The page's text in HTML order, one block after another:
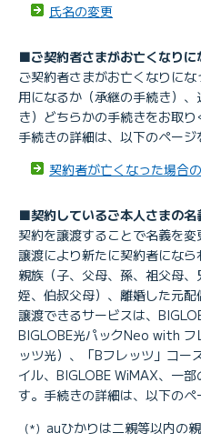
氏名の変更
■ご契約者さまがお亡くなりに
ご契約者さまがお亡くなりに
用になるか（承継の手続き）
き）どちらかの手続きをお取り
手続きの詳細は、以下のページ
契約者が亡くなった場合
■契約しているご本人さまの名
契約を譲渡することで名義を変
譲渡により新たに契約者にな
親族（子、父母、孫、祖父母
姪、伯叔父母）、離婚した元配
譲渡できるサービスは、
BIGLOBE光パックNeo with フ
ッツ光）、「Bフレッツ」コー
イル、BIGLOBE WiMAX、一
す。手続きの詳細は、以下のペ
（*） auひかりは二親等以内の